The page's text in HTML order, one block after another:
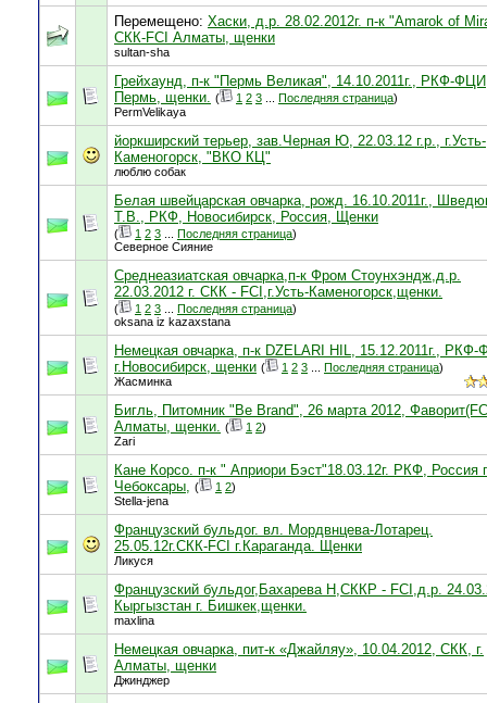
Перемещено: Хаски, д.р. 28.02.2012г. п-к "Amarok of
СКК-FCI Алматы, щенки
sultan-sha
Грейхаунд, п-к "Пермь Великая", 14.10.2011г., РКФ-
Пермь, щенки. ( 1 2 3 Последняя страница)
PermVelikaya
йоркширский терьер, зав.Черная Ю, 22.03.12 г.р., г.Усть-
Каменогорск, "ВКО КЦ"
люблю собак
Белая швейцарская овчарка, рожд. 16.10.2011г.,
Т.В., РКФ, Новосибирск, Россия, Щенки
( 1 2 3 Последняя страница)
Северное Сияние
Среднеазиатская овчарка,п-к Фром Стоунхэндж,д.р.
22.03.2012 г. СКК - FCI,г.Усть-Каменогорск,щенки.
( 1 2 3 Последняя страница)
oksana iz kazaxstana
Немецкая овчарка, п-к DZELARI HIL, 15.12.2011г.,
г.Новосибирск, щенки ( 1 2 3 Последняя страница)
Жасминка
Бигль, Питомник "Be Brand", 26 марта 2012,
Алматы, щенки. ( 1 2)
Zari
Кане Корсо. п-к " Априори Бэст"18.03.12г. РКФ, Россия
Чебоксары, ( 1 2)
Stella-jena
Французский бульдог. вл. Мордвнцева-Лотарец.
25.05.12г.СКК-FCI г.Караганда. Щенки
Ликуся
Французский бульдог,Бахарева Н,СККР - FCI,д.р.
Кыргызстан г. Бишкек,щенки.
maxlina
Немецкая овчарка, пит-к «Джайляу», 10.04.2012, СКК, г.
Алматы, щенки
Джинджер